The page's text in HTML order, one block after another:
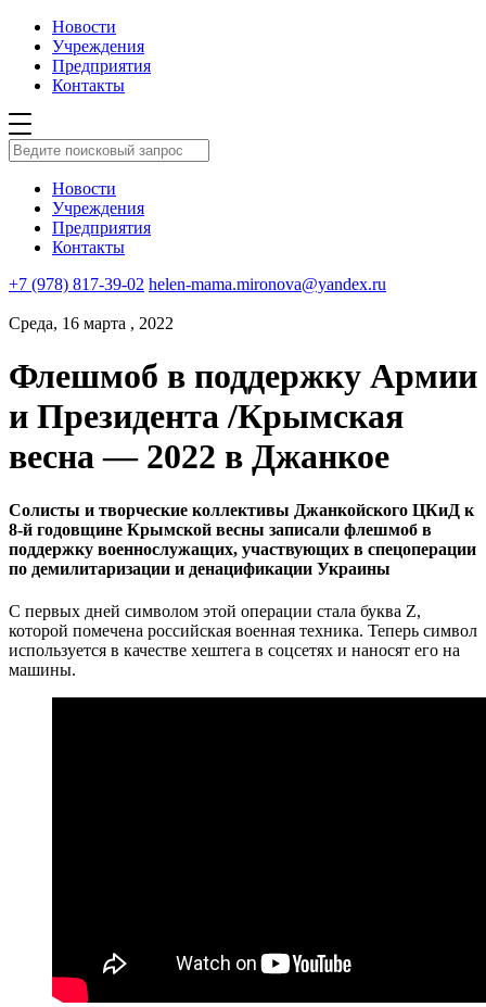
Новости
Учреждения
Предприятия
Контакты
Новости
Учреждения
Предприятия
Контакты
+7 (978) 817-39-02 helen-mama.mironova@yandex.ru
Среда, 16 марта , 2022
Флешмоб в поддержку Армии
и Президента /Крымская
весна — 2022 в Джанкое
Солисты и творческие коллективы Джанкойского ЦКиД к
8-й годовщине Крымской весны записали флешмоб в
поддержку военнослужащих, участвующих в спецоперации
по демилитаризации и денацификации Украины
С первых дней символом этой операции стала буква Z,
которой помечена российская военная техника. Теперь символ
используется в качестве хештега в соцсетях и наносят его на
машины.